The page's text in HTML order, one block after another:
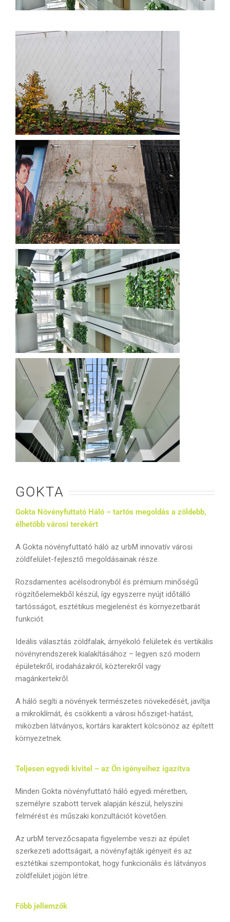
GOKTA
Gokta Növényfuttató Háló – tartós megoldás a zöldebb,
élhetőbb városi terekért
A Gokta növényfuttató háló az urbM innovatív városi
zöldfelület-fejlesztő megoldásainak része.
Rozsdamentes acélsodronyból és prémium minőségű
rögzítőelemekből készül, így egyszerre nyújt időtálló
tartósságot, esztétikus megjelenést és környezetbarát
funkciót.
Ideális választás zöldfalak, árnyékoló felületek és vertikális
növényrendszerek kialakításához – legyen szó modern
épületekről, irodaházakról, közterekről vagy
magánkertekről.
A háló segíti a növények természetes növekedését, javítja
a mikroklímát, és csökkenti a városi hősziget-hatást,
miközben látványos, kortárs karaktert kölcsönöz az épített
környezetnek.
Teljesen egyedi kivitel – az Ön igényeihez igazítva
Minden Gokta növényfuttató háló egyedi méretben,
személyre szabott tervek alapján készül, helyszíni
felmérést és műszaki konzultációt követően.
Az urbM tervezőcsapata figyelembe veszi az épület
szerkezeti adottságait, a növényfajták igényeit és az
esztétikai szempontokat, hogy funkcionális és látványos
zöldfelület jöjjön létre.
Főbb jellemzők